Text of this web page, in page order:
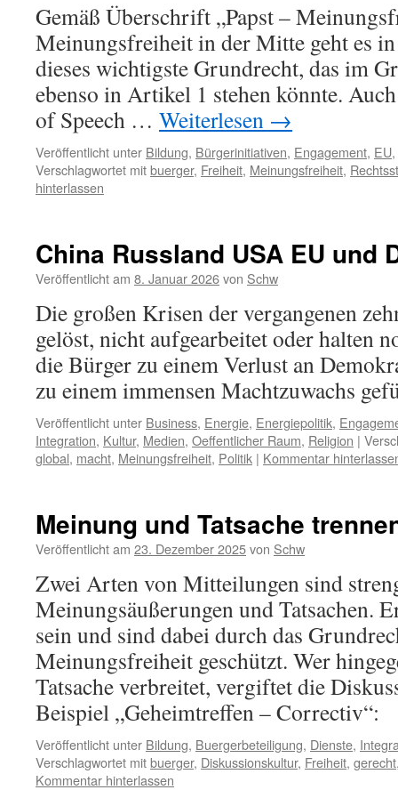
Gemäß Überschrift „Papst –
Meinungsfreiheit in der Mitte geht es
dieses wichtigste Grundrecht, das im
ebenso in Artikel 1 stehen könnte.
of Speech … Weiterlesen →
Veröffentlicht unter Bildung, Bürgerinitiativen, Engagement, EU,
Verschlagwortet mitbuerger, Freiheit, Meinungsfreiheit,
hinterlassen
China Russland USA EU und
Veröffentlicht am 8. Januar 2026von Schw
Die großen Krisen der vergangenen
gelöst, nicht aufgearbeitet oder halten
die Bürger zu einem Verlust an
zu einem immensen Machtzuwachs
Veröffentlicht unter Business, Energie, Energiepolitik,
Integration, Kultur, Medien, Oeffentlicher Raum, Religion |
global, macht, Meinungsfreiheit, Politik | Kommentar
Meinung und Tatsache
Veröffentlicht am 23. Dezember 2025von Schw
Zwei Arten von Mitteilungen sind
Meinungsäußerungen und Tatsachen.
sein und sind dabei durch das
Meinungsfreiheit geschützt. Wer
Tatsache verbreitet, vergiftet die
Beispiel „Geheimtreffen – Correctiv“:
Veröffentlicht unter Bildung, Buergerbeteiligung, Dienste,
Verschlagwortet mitbuerger, Diskussionskultur, Freiheit, gerecht
Kommentar hinterlassen